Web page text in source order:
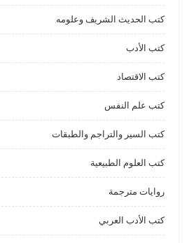
كتب الحديث الشريف وعلومه
كتب الأدب
كتب الاقتصاد
كتب علم النفس
كتب السير والتراجم والطبقات
كتب العلوم الطبيعية
روايات مترجمة
كتب الأدب العربي